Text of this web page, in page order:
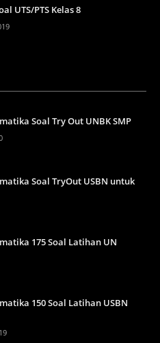
UTS/PTS Kelas 8
Soal Try Out UNBK SMP
Soal TryOut USBN untuk
175 Soal Latihan UN
150 Soal Latihan USBN